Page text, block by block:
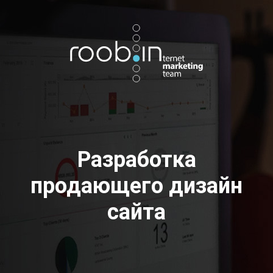
Разработка
продающего дизайн
сайта
Хотите также? Пишите в телеграм:
vino_costa
5из